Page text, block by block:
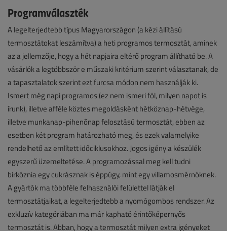
Programválaszték
A legelterjedtebb típus Magyarországon (a kézi állítású
termosztátokat leszámítva) a heti programos termosztát, aminek
az a jellemzője, hogy a hét napjaira eltérő program állítható be. A
vásárlók a legtöbbször e műszaki kritérium szerint választanak, de
a tapasztalatok szerint ezt furcsa módon nem használják ki.
Ismert még napi programos (ez nem ismeri föl, milyen napot is
írunk), illetve afféle köztes megoldásként hétköznap-hétvége,
illetve munkanap-pihenőnap felosztású termosztát, ebben az
esetben két program határozható meg, és ezek valamelyike
rendelhető az említett időciklusokhoz. Jogos igény a készülék
egyszerű üzemeltetése. A programozással meg kell tudni
birkóznia egy cukrásznak is éppúgy, mint egy villamosmérnöknek.
A gyártók ma többféle felhasználói felülettel látják el
termosztátjaikat, a legelterjedtebb a nyomógombos rendszer. Az
exkluzív kategóriában ma már kapható érintőképernyős
termosztát is. Abban, hogy a termosztát milyen extra igényeket